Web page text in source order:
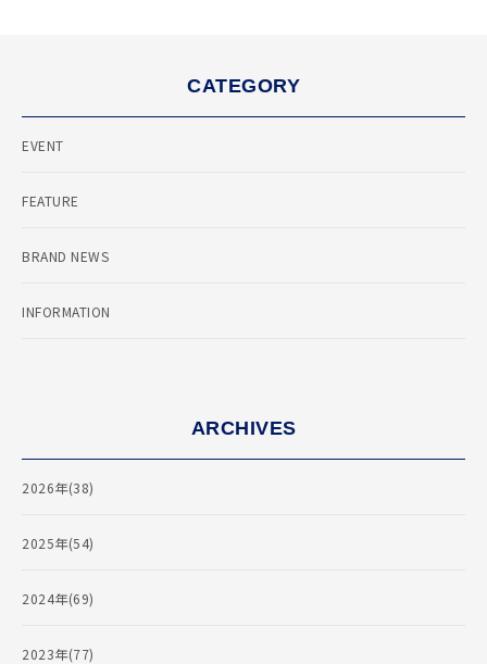
CATEGORY
EVENT
FEATURE
BRAND NEWS
INFORMATION
ARCHIVES
2026年(38)
2025年(54)
2024年(69)
2023年(77)